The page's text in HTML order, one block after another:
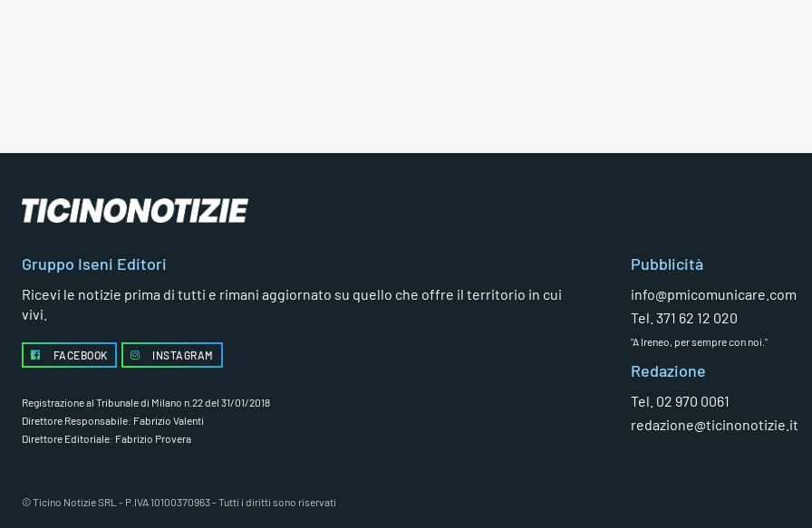
Gruppo Iseni Editori
Ricevi le notizie prima di tutti e rimani aggiornato su quello che offre il territorio in cui
vivi.
FACEBOOK INSTAGRAM
Registrazione al Tribunale di Milano n.22 del 31/01/2018
Direttore Responsabile: Fabrizio Valenti
Direttore Editoriale: Fabrizio Provera
Pubblicità
info@pmicomunicare.com
Tel. 371 62 12 020
"A Ireneo, per sempre con noi."
Redazione
Tel. 02 970 0061
redazione@ticinonotizie.it
© Ticino Notizie SRL - P.IVA 10100370963 - Tutti i diritti sono riservati